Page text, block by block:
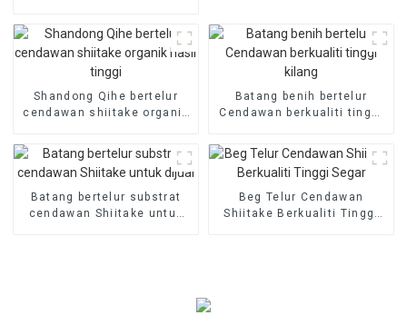
dengan harga yang rendah
Shandong Qihe bertelur
cendawan shiitake organik
Batang benih bertelur
Cendawan berkualiti tinggi
Batang bertelur substrat
cendawan Shiitake untuk
Beg Telur Cendawan
Shiitake Berkualiti Tinggi